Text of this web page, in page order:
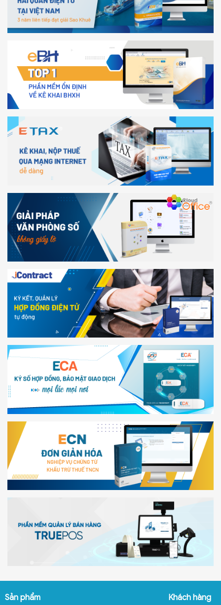
Sản phẩm
Khách hàng